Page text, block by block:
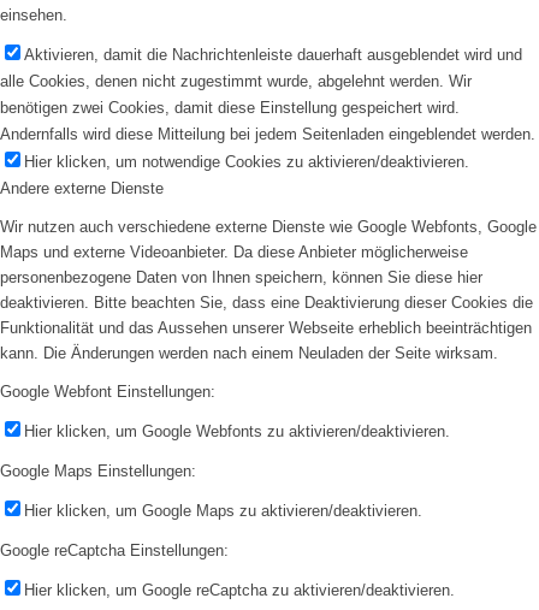
einsehen.
Aktivieren, damit die Nachrichtenleiste dauerhaft ausgeblendet wird und
alle Cookies, denen nicht zugestimmt wurde, abgelehnt werden. Wir
benötigen zwei Cookies, damit diese Einstellung gespeichert wird.
Andernfalls wird diese Mitteilung bei jedem Seitenladen eingeblendet werden.
Hier klicken, um notwendige Cookies zu aktivieren/deaktivieren.
Andere externe Dienste
Wir nutzen auch verschiedene externe Dienste wie Google Webfonts, Google
Maps und externe Videoanbieter. Da diese Anbieter möglicherweise
personenbezogene Daten von Ihnen speichern, können Sie diese hier
deaktivieren. Bitte beachten Sie, dass eine Deaktivierung dieser Cookies die
Funktionalität und das Aussehen unserer Webseite erheblich beeinträchtigen
kann. Die Änderungen werden nach einem Neuladen der Seite wirksam.
Google Webfont Einstellungen:
Hier klicken, um Google Webfonts zu aktivieren/deaktivieren.
Google Maps Einstellungen:
Hier klicken, um Google Maps zu aktivieren/deaktivieren.
Google reCaptcha Einstellungen:
Hier klicken, um Google reCaptcha zu aktivieren/deaktivieren.